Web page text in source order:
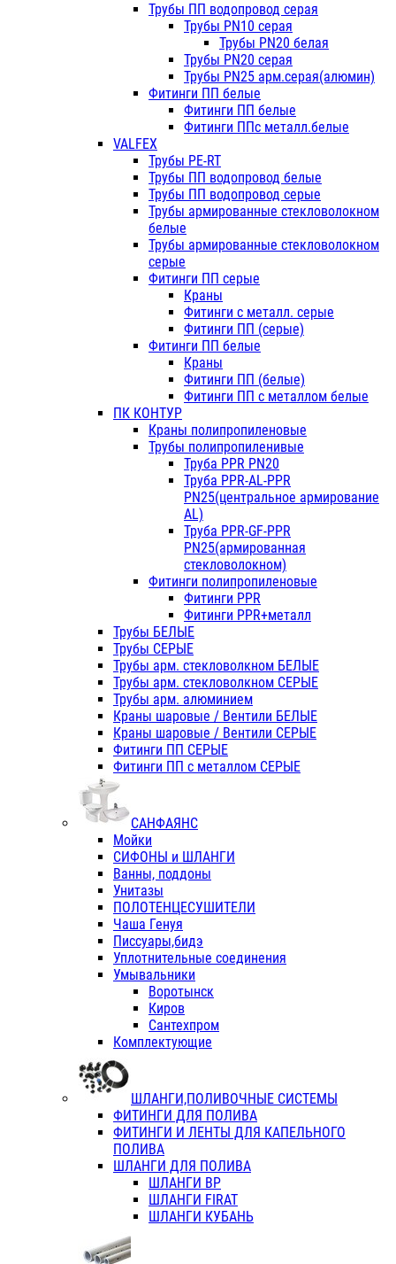
Трубы ПП водопровод серая
Трубы PN10 серая
Трубы PN20 белая
Трубы PN20 серая
Трубы PN25 арм.серая(алюмин)
Фитинги ПП белые
Фитинги ПП белые
Фитинги ППс металл.белые
VALFEX
Трубы PE-RT
Трубы ПП водопровод белые
Трубы ПП водопровод серые
Трубы армированные стекловолокном
белые
Трубы армированные стекловолокном
серые
Фитинги ПП серые
Краны
Фитинги с металл. серые
Фитинги ПП (серые)
Фитинги ПП белые
Краны
Фитинги ПП (белые)
Фитинги ПП с металлом белые
ПК КОНТУР
Краны полипропиленовые
Трубы полипропиленивые
Труба PPR PN20
Труба PPR-AL-PPR
PN25(центральное армирование
AL)
Труба PPR-GF-PPR
PN25(армированная
стекловолокном)
Фитинги полипропиленовые
Фитинги PPR
Фитинги PPR+металл
Трубы БЕЛЫЕ
Трубы СЕРЫЕ
Трубы арм. стекловолкном БЕЛЫЕ
Трубы арм. стекловолкном СЕРЫЕ
Трубы арм. алюминием
Краны шаровые / Вентили БЕЛЫЕ
Краны шаровые / Вентили СЕРЫЕ
Фитинги ПП СЕРЫЕ
Фитинги ПП с металлом СЕРЫЕ
САНФАЯНС
Мойки
СИФОНЫ и ШЛАНГИ
Ванны, поддоны
Унитазы
ПОЛОТЕНЦЕСУШИТЕЛИ
Чаша Генуя
Писсуары,бидэ
Уплотнительные соединения
Умывальники
Воротынск
Киров
Сантехпром
Комплектующие
ШЛАНГИ,ПОЛИВОЧНЫЕ СИСТЕМЫ
ФИТИНГИ ДЛЯ ПОЛИВА
ФИТИНГИ И ЛЕНТЫ ДЛЯ КАПЕЛЬНОГО
ПОЛИВА
ШЛАНГИ ДЛЯ ПОЛИВА
ШЛАНГИ ВР
ШЛАНГИ FIRAT
ШЛАНГИ КУБАНЬ